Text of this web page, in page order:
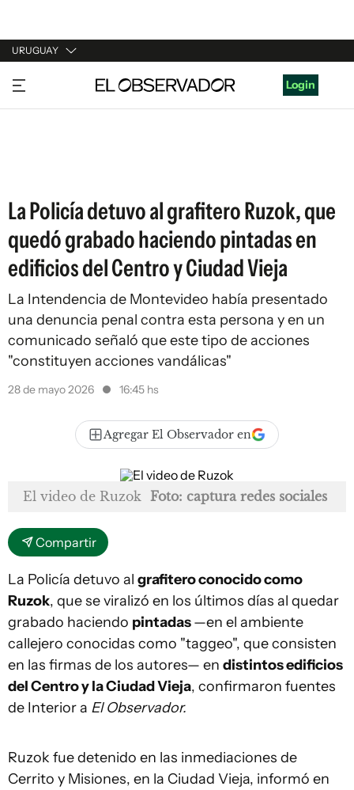
URUGUAY
URUGUAY
ARGENTINA
Login
La Policía detuvo al grafitero Ruzok, que
quedó grabado haciendo pintadas en
edificios del Centro y Ciudad Vieja
La Intendencia de Montevideo había presentado
una denuncia penal contra esta persona y en un
comunicado señaló que este tipo de acciones
"constituyen acciones vandálicas"
28 de mayo 2026 16:45 hs
Agregar El Observador en
El video de Ruzok Foto: captura redes sociales
Compartir
La Policía detuvo al grafitero conocido como
Ruzok, que se viralizó en los últimos días al quedar
grabado haciendo pintadas—en el ambiente
callejero conocidas como "taggeo", que consisten
en las firmas de los autores— en distintos edificios
del Centro y la Ciudad Vieja, confirmaron fuentes
de Interior a El Observador.
Ruzok fue detenido en las inmediaciones de
Cerrito y Misiones, en la Ciudad Vieja, informó en